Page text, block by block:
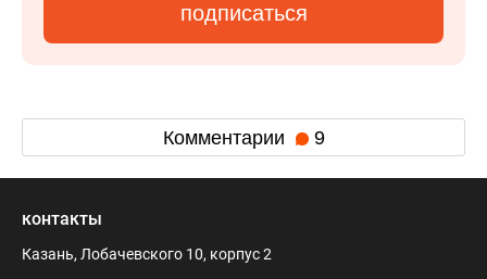
подписаться
Комментарии 9
контакты
Казань, Лобачевского 10, корпус 2